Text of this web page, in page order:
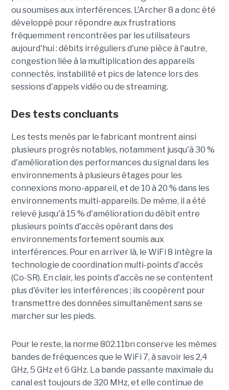
ou soumises aux interférences. L'Archer 8 a donc été
développé pour répondre aux frustrations
fréquemment rencontrées par les utilisateurs
aujourd'hui : débits irréguliers d'une pièce à l'autre,
congestion liée à la multiplication des appareils
connectés, instabilité et pics de latence lors des
sessions d'appels vidéo ou de streaming.
Des tests concluants
Les tests menés par le fabricant montrent ainsi
plusieurs progrès notables, notamment jusqu'à 30 %
d'amélioration des performances du signal dans les
environnements à plusieurs étages pour les
connexions mono-appareil, et de 10 à 20 % dans les
environnements multi-appareils. De même, il a été
relevé jusqu'à 15 % d'amélioration du débit entre
plusieurs points d'accès opérant dans des
environnements fortement soumis aux
interférences. Pour en arriver là, le WiFi 8 intègre la
technologie de coordination multi-points d'accès
(Co-SR). En clair, les points d'accès ne se contentent
plus d'éviter les interférences ; ils coopèrent pour
transmettre des données simultanément sans se
marcher sur les pieds.
Pour le reste, la norme 802.11bn conserve les mêmes
bandes de fréquences que le WiFi 7, à savoir les 2,4
GHz, 5 GHz et 6 GHz. La bande passante maximale du
canal est toujours de 320 MHz, et elle continue de